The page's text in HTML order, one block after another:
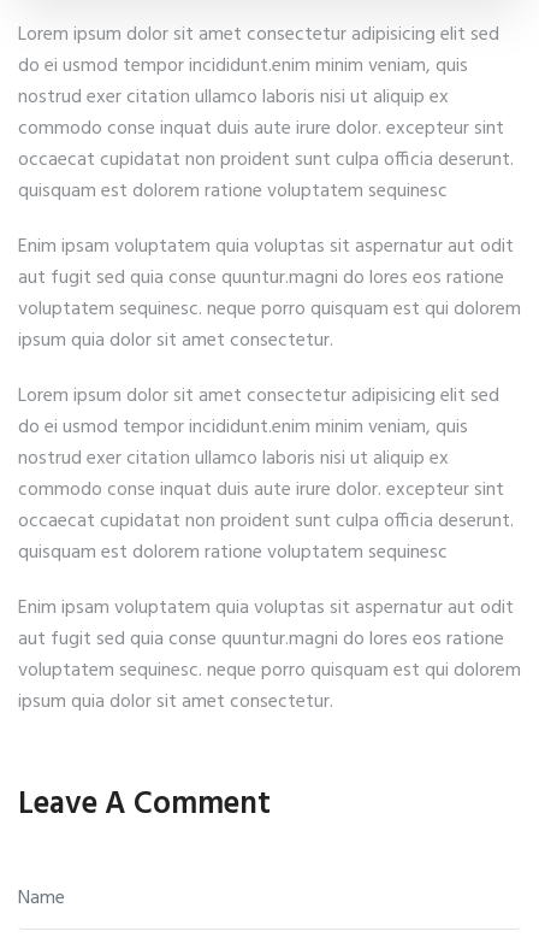
Lorem ipsum dolor sit amet consectetur adipisicing elit sed
do ei usmod tempor incididunt.enim minim veniam, quis
nostrud exer citation ullamco laboris nisi ut aliquip ex
commodo conse inquat duis aute irure dolor. excepteur sint
occaecat cupidatat non proident sunt culpa officia deserunt.
quisquam est dolorem ratione voluptatem sequinesc
Enim ipsam voluptatem quia voluptas sit aspernatur aut odit
aut fugit sed quia conse quuntur.magni do lores eos ratione
voluptatem sequinesc. neque porro quisquam est qui dolorem
ipsum quia dolor sit amet consectetur.
Lorem ipsum dolor sit amet consectetur adipisicing elit sed
do ei usmod tempor incididunt.enim minim veniam, quis
nostrud exer citation ullamco laboris nisi ut aliquip ex
commodo conse inquat duis aute irure dolor. excepteur sint
occaecat cupidatat non proident sunt culpa officia deserunt.
quisquam est dolorem ratione voluptatem sequinesc
Enim ipsam voluptatem quia voluptas sit aspernatur aut odit
aut fugit sed quia conse quuntur.magni do lores eos ratione
voluptatem sequinesc. neque porro quisquam est qui dolorem
ipsum quia dolor sit amet consectetur.
Leave A Comment